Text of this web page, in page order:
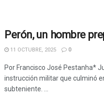
Perón, un hombre
11 OCTUBRE, 2025 0
Por Francisco José Pestanha*
instrucción militar que culminó
subteniente. ...